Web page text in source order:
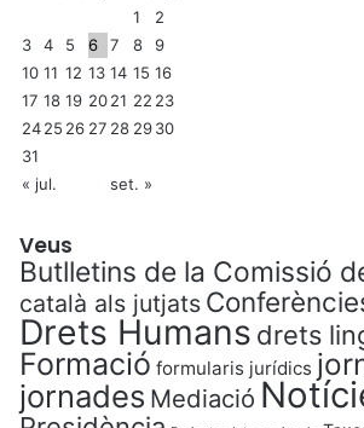
1
2
3
4 5 6 7 8
9
10 11 12 13 14 15 16
17 18 19 2021 22 23
2425 26 27 28 2930
31
« jul.
set. »
Veus
Butlletins de la Comissió
català als jutjats
Drets Humans drets
Formació formularis jurídics
jornades Mediació